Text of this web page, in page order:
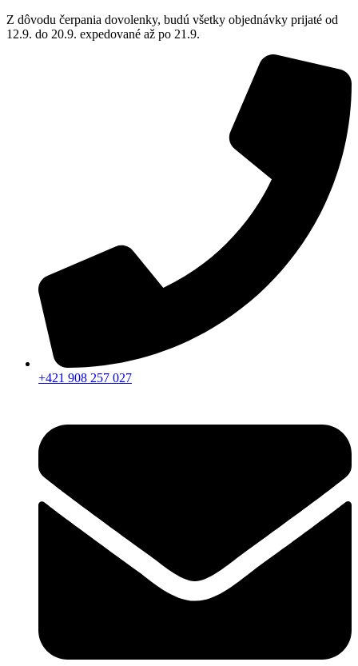
Z dôvodu čerpania dovolenky, budú všetky objednávky prijaté od
12.9. do 20.9. expedované až po 21.9.
+421 908 257 027